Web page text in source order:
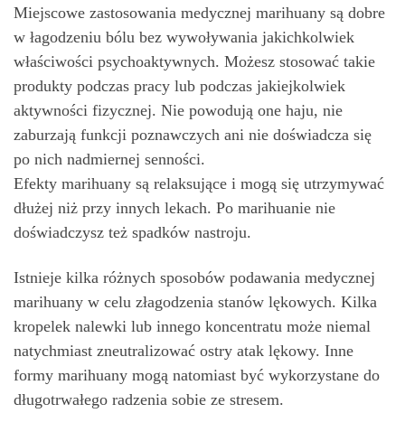
Miejscowe zastosowania medycznej marihuany są dobre
w łagodzeniu bólu bez wywoływania jakichkolwiek
właściwości psychoaktywnych. Możesz stosować takie
produkty podczas pracy lub podczas jakiejkolwiek
aktywności fizycznej. Nie powodują one haju, nie
zaburzają funkcji poznawczych ani nie doświadcza się
po nich nadmiernej senności.
Efekty marihuany są relaksujące i mogą się utrzymywać
dłużej niż przy innych lekach. Po marihuanie nie
doświadczysz też spadków nastroju.
Istnieje kilka różnych sposobów podawania medycznej
marihuany w celu złagodzenia stanów lękowych. Kilka
kropelek nalewki lub innego koncentratu może niemal
natychmiast zneutralizować ostry atak lękowy. Inne
formy marihuany mogą natomiast być wykorzystane do
długotrwałego radzenia sobie ze stresem.